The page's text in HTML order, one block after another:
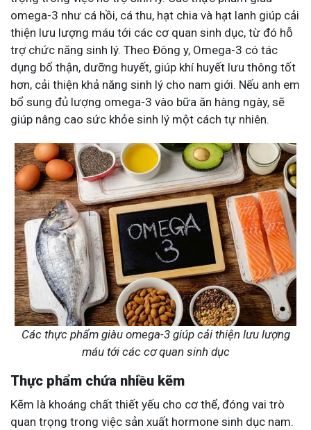
omega-3 như cá hồi, cá thu, hạt chia và hạt lanh giúp cải
thiện lưu lượng máu tới các cơ quan sinh dục, từ đó hỗ
trợ chức năng sinh lý. Theo Đông y, Omega-3 có tác
dụng bổ thận, dưỡng huyết, giúp khí huyết lưu thông tốt
hơn, cải thiện khả năng sinh lý cho nam giới. Nếu anh em
bổ sung đủ lượng omega-3 vào bữa ăn hàng ngày, sẽ
giúp nâng cao sức khỏe sinh lý một cách tự nhiên.
Các thực phẩm giàu omega-3 giúp cải thiện lưu lượng
máu tới các cơ quan sinh dục
Thực phẩm chứa nhiều kẽm
Kẽm là khoáng chất thiết yếu cho cơ thể, đóng vai trò
quan trọng trong việc sản xuất hormone sinh dục nam.